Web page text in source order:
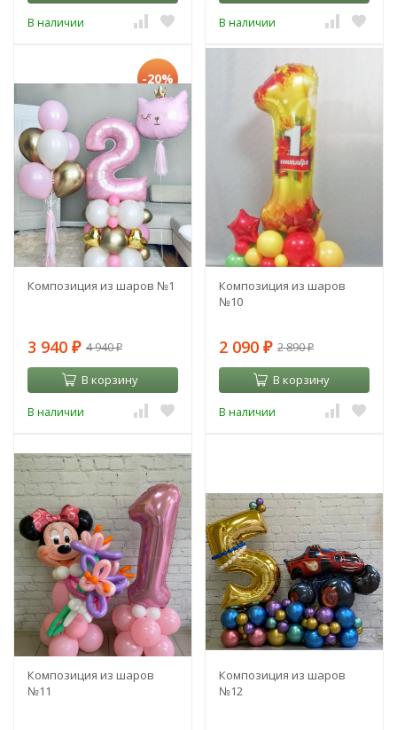
В наличии В наличии
-20%
Композиция из шаров №1
3 940 ₽ 4 940₽
В корзину
В наличии
Композиция из шаров
№10
2 090 ₽ 2 890₽
В корзину
В наличии
Композиция из шаров
№11
Композиция из шаров
№12